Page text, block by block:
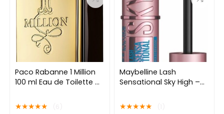
Paco Rabanne 1 Million
100 ml Eau de Toilette –
★★★★★
Maybelline Lash
Sensational Sky High –
Lengte Mascara – 6ml
★★★★★